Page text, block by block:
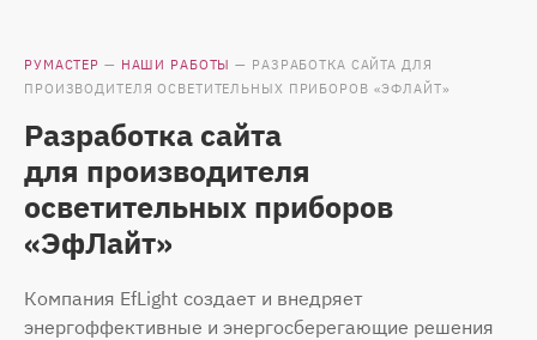
РУМАСТЕР — НАШИ РАБОТЫ — РАЗРАБОТКА САЙТА ДЛЯ
ПРОИЗВОДИТЕЛЯ ОСВЕТИТЕЛЬНЫХ ПРИБОРОВ «ЭФЛАЙТ»
Разработка сайта
для производителя
осветительных приборов
«ЭфЛайт»
Компания EfLight создает и внедряет
энергоффективные и энергосберегающие решения